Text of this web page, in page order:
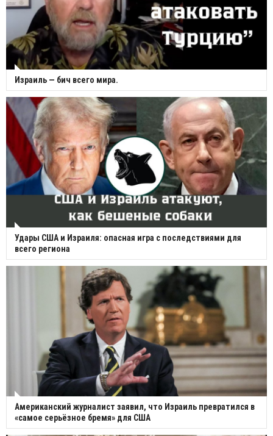
Израиль — бич всего мира.
Удары США и Израиля: опасная игра с последствиями для
всего региона
Американский журналист заявил, что Израиль превратился в
«самое серьёзное бремя» для США